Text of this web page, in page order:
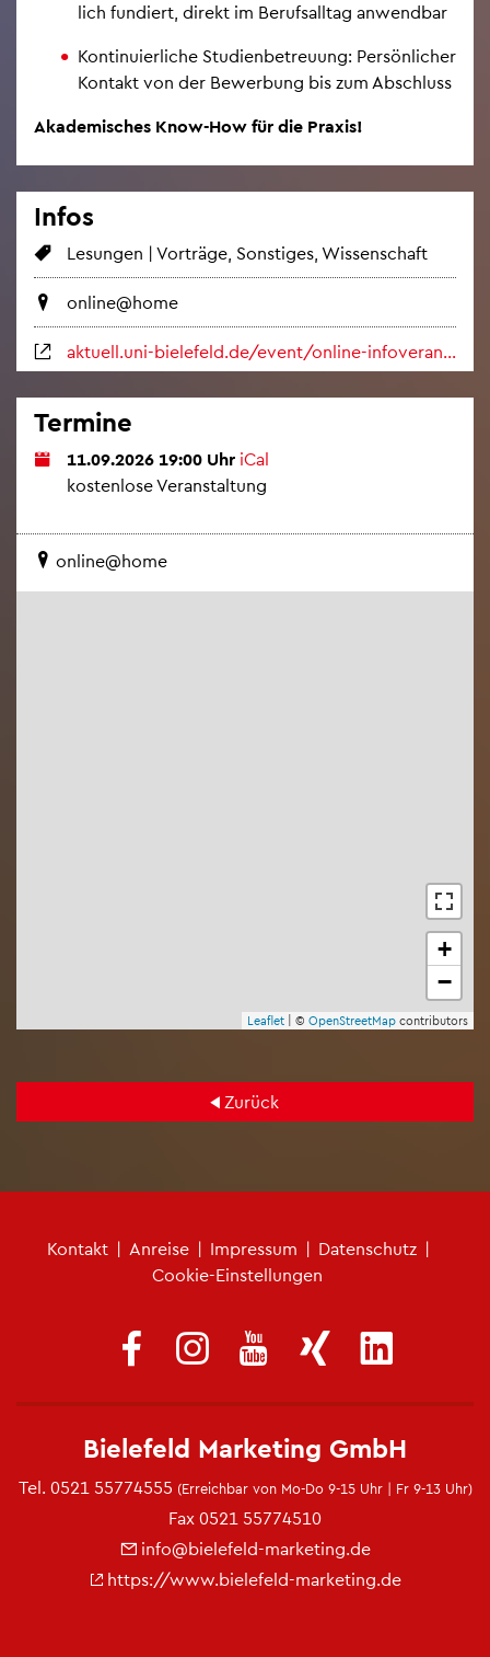
lich fun­diert, di­rekt im Be­rufs­all­tag an­wend­bar
Kon­ti­nu­ier­li­che Stu­di­en­be­treu­ung: Per­sön­li­cher
Kon­takt von der Be­wer­bung bis zum Ab­schluss
Aka­de­mi­sches Know-How für die Pra­xis!
Infos
Le­sun­gen | Vor­trä­ge, Sons­ti­ges, Wis­sen­schaft
on­line@home
ak­tu­ell.uni-bie­le­feld.de/event/on­line-in­fo­ver­an­stal­tung-zum-on­line-fern­stu­di­um-mas­ter-of-health-ad­mi­nis­tra­ti­on-uni-bie­le­feld/2026-09-11/
Ter­mi­ne
11.09.2026 19:00 Uhr iCal
kos­ten­lo­se Ver­an­stal­tung
on­line@home
+
−
Leaf­let | © Open­Street­Map con­tri­bu­tors
Zu­rück
Kon­takt | An­rei­se | Im­pres­sum | Da­ten­schutz |
Coo­kie-Ein­stel­lun­gen
Bie­le­feld Mar­ke­ting GmbH
Tel. 0521 55774555 (Er­reich­bar von Mo-Do 9-15 Uhr | Fr 9-13 Uhr)
Fax 0521 55774510
info@​bielefeld-​marketing.​de
https://​www.​bielefeld-​marketing.​de